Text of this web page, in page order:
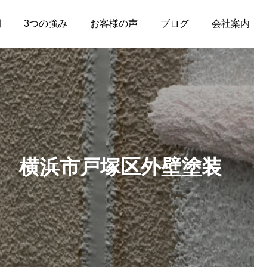
3つの強み お客様の声 ブログ 会社案内
横浜市戸塚区外壁塗装